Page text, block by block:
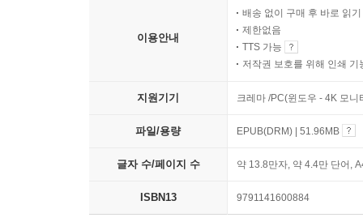
이용안내
배송 없이 구매 후 바로 읽기
제한없음
TTS 가능
저작권 보호를 위해 인쇄 기
지원기기 크레마 /PC(윈도우 - 4K 모
파일/용량 EPUB(DRM) | 51.96MB
글자 수/페이지 수 약 13.8만자, 약 4.4만 단어,
ISBN13 9791141600884